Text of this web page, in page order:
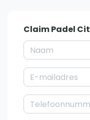
Toevoegen data
Laatste updates
Padel
Forum
Nieuws
Blog artikelen
Vragen over padel
Claim Padel